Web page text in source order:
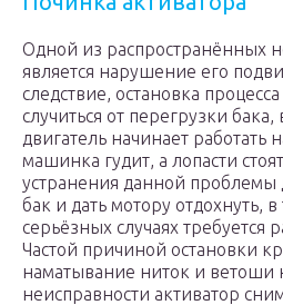
Одной из распространённых
является нарушение его
следствие, остановка
случиться от перегрузки бака,
двигатель начинает работать
машинка гудит, а лопасти
устранения данной проблемы
бак и дать мотору отдохнуть,
серьёзных случаях требуется
Частой причиной остановки
наматывание ниток и ветоши
неисправности активатор